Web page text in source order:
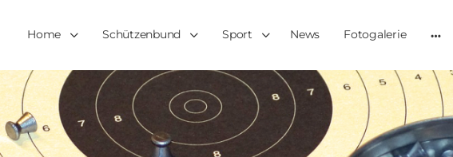
Home Schützenbund Sport News Fotogalerie